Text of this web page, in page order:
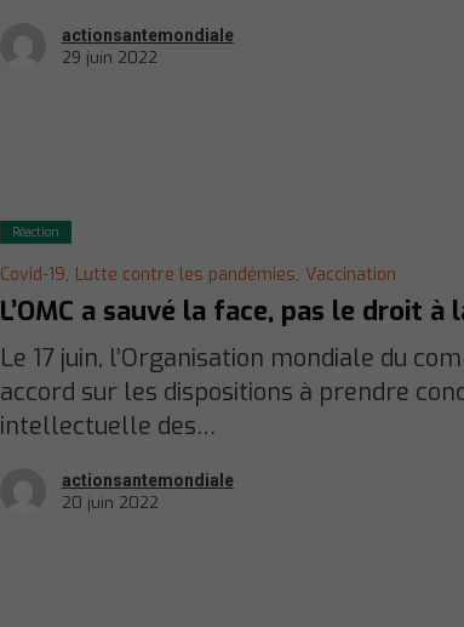
actionsantemondiale
29 juin 2022
Réaction
Covid-19, Lutte contre les pandémies, Vaccination
L’OMC a sauvé la face, pas le droit à
Le 17 juin, l’Organisation mondiale du
accord sur les dispositions à prendre
intellectuelle des…
actionsantemondiale
20 juin 2022